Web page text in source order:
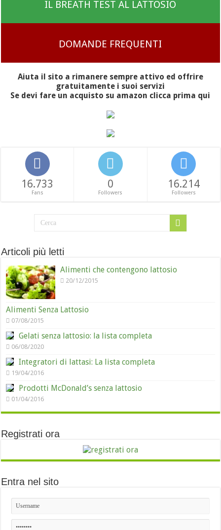
IL BREATH TEST AL LATTOSIO
DOMANDE FREQUENTI
Aiuta il sito a rimanere sempre attivo ed offrire
gratuitamente i suoi servizi
Se devi fare un acquisto su amazon clicca prima qui
16.733
Fans
0
Followers
16.214
Followers
Articoli più letti
Alimenti che contengono lattosio
20/12/2015
Alimenti Senza Lattosio
07/08/2015
Gelati senza lattosio: la lista completa
06/08/2020
Integratori di lattasi: La lista completa
19/04/2016
Prodotti McDonald’s senza lattosio
01/04/2016
Registrati ora
Entra nel sito